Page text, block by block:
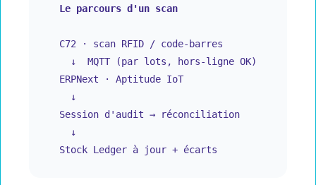
Le parcours d'un scan
C72 · scan RFID / code-barres
↓ MQTT (par lots, hors-ligne OK)
ERPNext · Aptitude IoT
↓
Session d'audit → réconciliation
↓
Stock Ledger à jour + écarts